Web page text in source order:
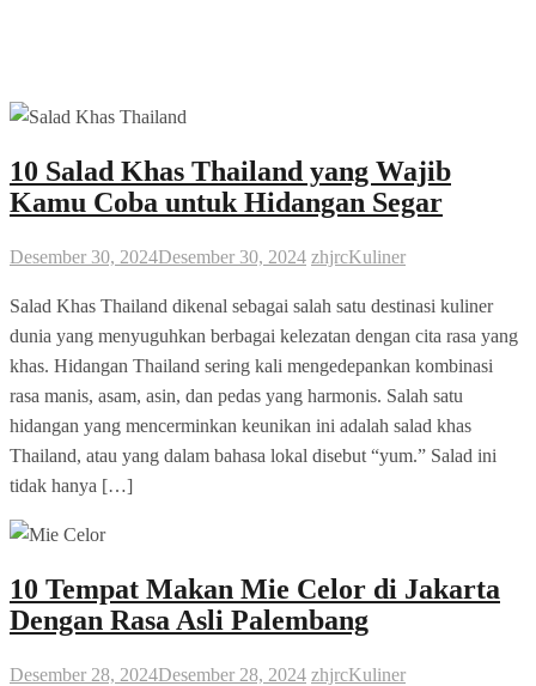
10 Salad Khas Thailand yang Wajib
Kamu Coba untuk Hidangan Segar
Desember 30, 2024Desember 30, 2024 zhjrcKuliner
Salad Khas Thailand dikenal sebagai salah satu destinasi kuliner
dunia yang menyuguhkan berbagai kelezatan dengan cita rasa yang
khas. Hidangan Thailand sering kali mengedepankan kombinasi
rasa manis, asam, asin, dan pedas yang harmonis. Salah satu
hidangan yang mencerminkan keunikan ini adalah salad khas
Thailand, atau yang dalam bahasa lokal disebut “yum.” Salad ini
tidak hanya […]
10 Tempat Makan Mie Celor di Jakarta
Dengan Rasa Asli Palembang
Desember 28, 2024Desember 28, 2024 zhjrcKuliner